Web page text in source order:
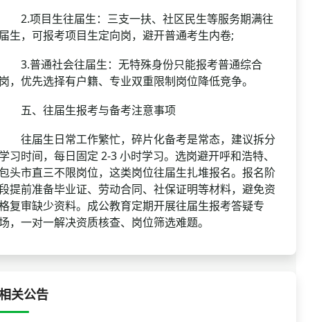
项目生往届生：三支一扶、社区民生等服务期满往
生，可报考项目生定向岗，避开普通考生内卷;
普通社会往届生：无特殊身份只能报考普通综合
，优先选择有户籍、专业双重限制岗位降低竞争。
、往届生报考与备考注意事项
届生日常工作繁忙，碎片化备考是常态，建议拆分
习时间，每日固定 2-3 小时学习。选岗避开呼和浩特、
头市直三不限岗位，这类岗位往届生扎堆报名。报名阶
提前准备毕业证、劳动合同、社保证明等材料，避免资
复审缺少资料。成公教育定期开展往届生报考答疑专
，一对一解决资质核查、岗位筛选难题。
关公告